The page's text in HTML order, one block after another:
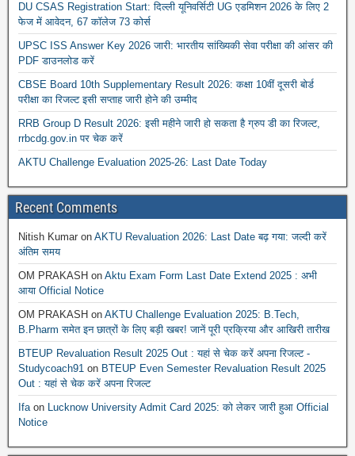
DU CSAS Registration Start: दिल्ली यूनिवर्सिटी UG एडमिशन 2026 के लिए 2
फेज में आवेदन, 67 कॉलेज 73 कोर्स
UPSC ISS Answer Key 2026 जारी: भारतीय सांख्यिकी सेवा परीक्षा की आंसर की
PDF डाउनलोड करें
CBSE Board 10th Supplementary Result 2026: कक्षा 10वीं दूसरी बोर्ड
परीक्षा का रिजल्ट इसी सप्ताह जारी होने की उम्मीद
RRB Group D Result 2026: इसी महीने जारी हो सकता है ग्रुप डी का रिजल्ट,
rrbcdg.gov.in पर चेक करें
AKTU Challenge Evaluation 2025-26: Last Date Today
Recent Comments
Nitish Kumar on AKTU Revaluation 2026: Last Date बढ़ गया: जल्दी करें
अंतिम समय
OM PRAKASH on Aktu Exam Form Last Date Extend 2025 : अभी
आया Official Notice
OM PRAKASH on AKTU Challenge Evaluation 2025: B.Tech,
B.Pharm समेत इन छात्रों के लिए बड़ी खबर! जानें पूरी प्रक्रिया और आखिरी तारीख
BTEUP Revaluation Result 2025 Out : यहां से चेक करें अपना रिजल्ट -
Studycoach91 on BTEUP Even Semester Revaluation Result 2025
Out : यहां से चेक करें अपना रिजल्ट
Ifaon Lucknow University Admit Card 2025: को लेकर जारी हुआ Official
Notice